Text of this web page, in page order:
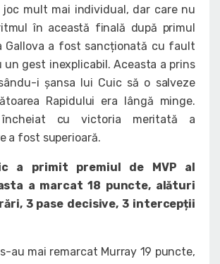
mult mai individual, dar care nu
în această finală după primul
Gallova a fost sancționată cu fault
gest inexplicabil. Aceasta a prins
i șansa lui Cuic să o salveze
Rapidului era lângă minge.
cu victoria meritată a
a fost superioară.
a primit premiul de MVP al
a marcat 18 puncte, alături
3 pase decisive, 3 intercepții
au mai remarcat Murray 19 puncte,